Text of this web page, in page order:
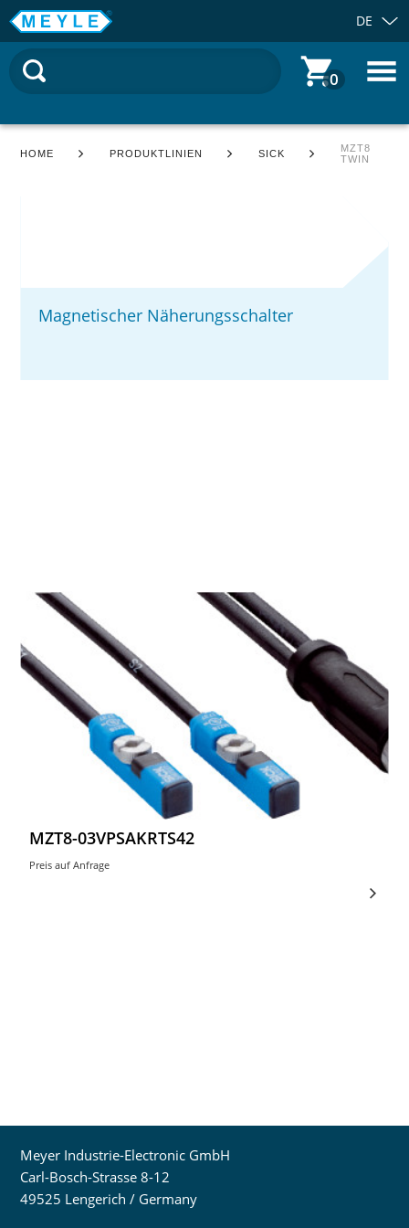
DE
0
HOME PRODUKTLINIEN SICK
MZT8
TWIN
Magnetischer Näherungsschalter
MZT8-03VPSAKRTS42
Preis auf Anfrage
Meyer Industrie-Electronic GmbH
Carl-Bosch-Strasse 8-12
49525 Lengerich / Germany